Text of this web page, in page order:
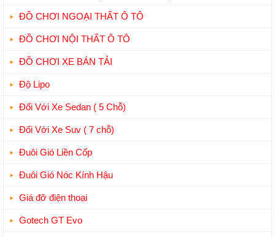
ĐỒ CHƠI NGOẠI THẤT Ô TÔ
ĐỒ CHƠI NỘI THẤT Ô TÔ
ĐỒ CHƠI XE BÁN TẢI
Độ Lipo
Đối Với Xe Sedan ( 5 Chỗ)
Đối Với Xe Suv ( 7 chỗ)
Đuôi Gió Liền Cốp
Đuôi Gió Nóc Kính Hậu
Giá đỡ điện thoại
Gotech GT Evo